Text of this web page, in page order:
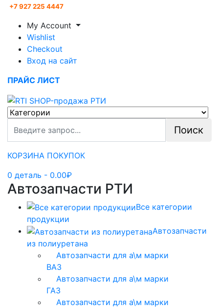
+7 927 225 4447
My Account
Wishlist
Checkout
Вход на сайт
ПРАЙС ЛИСТ
Поиск
КОРЗИНА ПОКУПОК
0 деталь - 0.00₽
Автозапчасти РТИ
Все категории
продукции
Автозапчасти
из полиуретана
Автозапчасти для а\м марки
ВАЗ
Автозапчасти для а\м марки
ГАЗ
Автозапчасти для а\м марки